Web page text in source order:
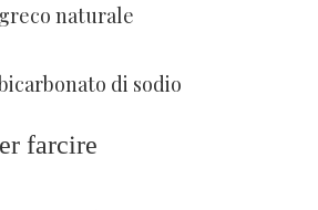
naturale
di sodio
farcire